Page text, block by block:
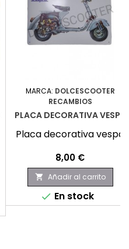
MARCA: DOLCESCOOTER
RECAMBIOS
PLACA DECORATIVA VESPA
Placa decorativa vespa
Precio
8,00 €
 Añadir al carrito
 En stock